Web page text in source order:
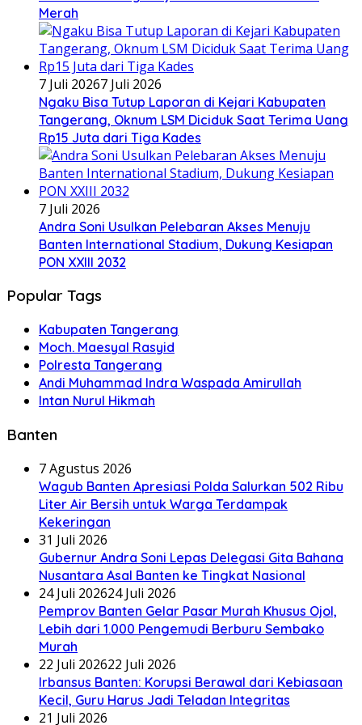
Merah
7 Juli 20267 Juli 2026
Ngaku Bisa Tutup Laporan di Kejari Kabupaten
Tangerang, Oknum LSM Diciduk Saat Terima Uang
Rp15 Juta dari Tiga Kades
7 Juli 2026
Andra Soni Usulkan Pelebaran Akses Menuju
Banten International Stadium, Dukung Kesiapan
PON XXIII 2032
Popular Tags
Kabupaten Tangerang
Moch. Maesyal Rasyid
Polresta Tangerang
Andi Muhammad Indra Waspada Amirullah
Intan Nurul Hikmah
Banten
7 Agustus 2026
Wagub Banten Apresiasi Polda Salurkan 502 Ribu
Liter Air Bersih untuk Warga Terdampak
Kekeringan
31 Juli 2026
Gubernur Andra Soni Lepas Delegasi Gita Bahana
Nusantara Asal Banten ke Tingkat Nasional
24 Juli 202624 Juli 2026
Pemprov Banten Gelar Pasar Murah Khusus Ojol,
Lebih dari 1.000 Pengemudi Berburu Sembako
Murah
22 Juli 202622 Juli 2026
Irbansus Banten: Korupsi Berawal dari Kebiasaan
Kecil, Guru Harus Jadi Teladan Integritas
21 Juli 2026